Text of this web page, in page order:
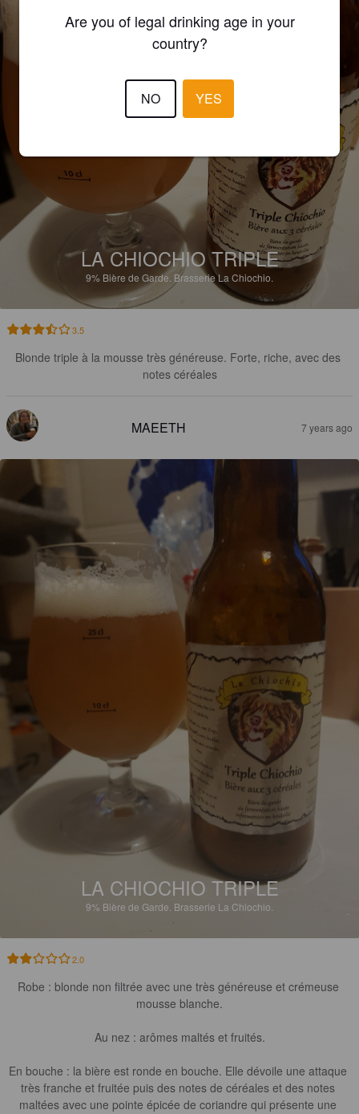
LA CHIOCHIO TRIPLE
9% Bière de Garde. Brasserie La Chiochio.
3.5
Blonde triple à la mousse très généreuse. Forte, riche, avec des
notes céréales
MAEETH 7 years ago
LA CHIOCHIO TRIPLE
9% Bière de Garde. Brasserie La Chiochio.
2.0
Robe : blonde non filtrée avec une très généreuse et crémeuse
mousse blanche.
Au nez : arômes maltés et fruités.
En bouche : la bière est ronde en bouche. Elle dévoile une attaque
très franche et fruitée puis des notes de céréales et des notes
maltées avec une pointe épicée de coriandre qui présente une
Are you of legal drinking age in your
country?
NO YES